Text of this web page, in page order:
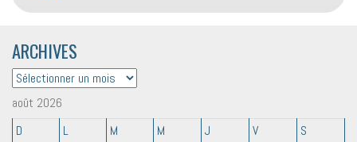
ARCHIVES
ARCHIVES
août 2026
D
L M M J V S